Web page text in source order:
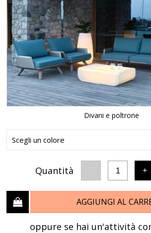
Divani e poltrone
Quantità 1 +
AGGIUNGI AL
oppure se hai un'attività